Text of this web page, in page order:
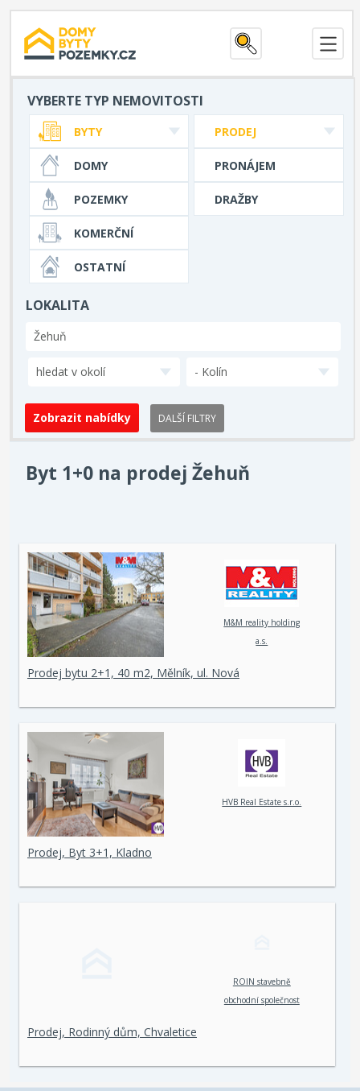
VYBERTE TYP NEMOVITOSTI
PRODEJ
PRONÁJEM
DRAŽBY
BYTY
DOMY
POZEMKY
KOMERČNÍ
OSTATNÍ
LOKALITA
hledat v okolí - Kolín
DALŠÍ FILTRY
Byt 1+0 na prodej Žehuň
M&M reality holding
a.s.
Prodej bytu 2+1, 40 m2, Mělník, ul. Nová
HVB Real Estate s.r.o.
Prodej, Byt 3+1, Kladno
ROIN stavebně
obchodní společnost
Prodej, Rodinný dům, Chvaletice